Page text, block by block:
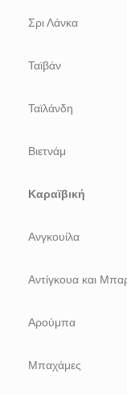
Σρι Λάνκα
Ταϊβάν
Ταϊλάνδη
Βιετνάμ
Καραϊβική
Ανγκουίλα
Αντίγκουα και
Αρούμπα
Μπαχάμες